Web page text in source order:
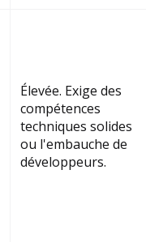
Élevée. Exige des
compétences
techniques solides
ou l'embauche de
développeurs.